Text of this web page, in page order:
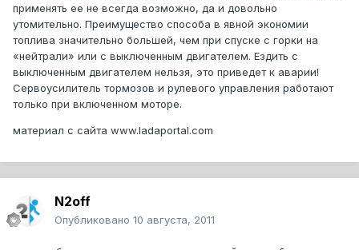
применять ее не всегда возможно, да и довольно
утомительно. Преимущество способа в явной экономии
топлива значительно большей, чем при спуске с горки на
«нейтрали» или с выключенным двигателем. Ездить с
выключенным двигателем нельзя, это приведет к аварии!
Сервоусилитель тормозов и рулевого управления работают
только при включенном моторе.
материал с сайта www.ladaportal.com
N2off
Опубликовано 10 августа, 2011